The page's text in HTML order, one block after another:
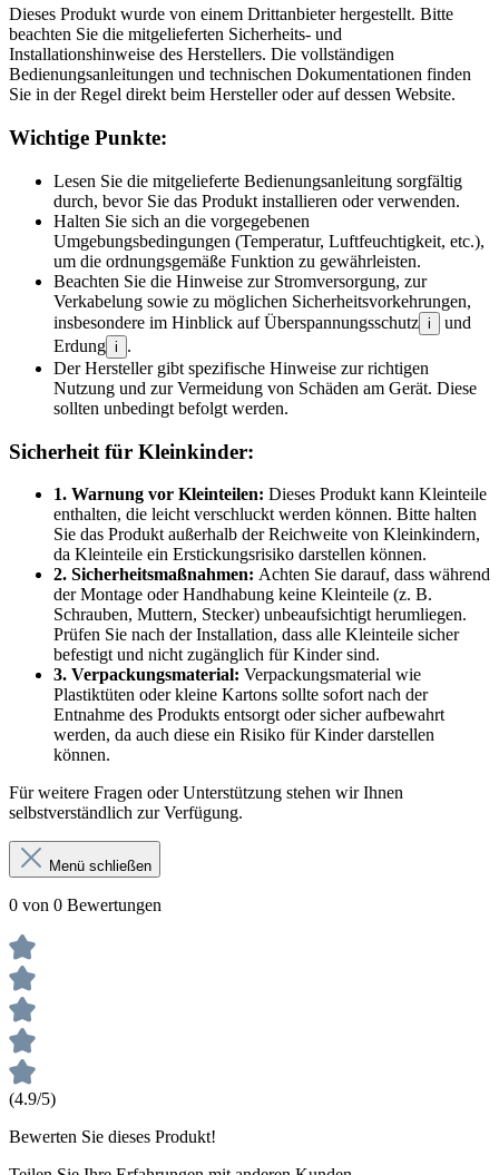
Dieses Produkt wurde von einem Drittanbieter hergestellt. Bitte
beachten Sie die mitgelieferten Sicherheits- und
Installationshinweise des Herstellers. Die vollständigen
Bedienungsanleitungen und technischen Dokumentationen finden
Sie in der Regel direkt beim Hersteller oder auf dessen Website.
Wichtige Punkte:
Lesen Sie die mitgelieferte Bedienungsanleitung sorgfältig
durch, bevor Sie das Produkt installieren oder verwenden.
Halten Sie sich an die vorgegebenen
Umgebungsbedingungen (Temperatur, Luftfeuchtigkeit, etc.),
um die ordnungsgemäße Funktion zu gewährleisten.
Beachten Sie die Hinweise zur Stromversorgung, zur
Verkabelung sowie zu möglichen Sicherheitsvorkehrungen,
insbesondere im Hinblick auf Überspannungsschutz i
und
Erdung i
.
Der Hersteller gibt spezifische Hinweise zur richtigen
Nutzung und zur Vermeidung von Schäden am Gerät. Diese
sollten unbedingt befolgt werden.
Sicherheit für Kleinkinder:
1. Warnung vor Kleinteilen: Dieses Produkt kann Kleinteile
enthalten, die leicht verschluckt werden können. Bitte halten
Sie das Produkt außerhalb der Reichweite von Kleinkindern,
da Kleinteile ein Erstickungsrisiko darstellen können.
2. Sicherheitsmaßnahmen: Achten Sie darauf, dass während
der Montage oder Handhabung keine Kleinteile (z. B.
Schrauben, Muttern, Stecker) unbeaufsichtigt herumliegen.
Prüfen Sie nach der Installation, dass alle Kleinteile sicher
befestigt und nicht zugänglich für Kinder sind.
3. Verpackungsmaterial: Verpackungsmaterial wie
Plastiktüten oder kleine Kartons sollte sofort nach der
Entnahme des Produkts entsorgt oder sicher aufbewahrt
werden, da auch diese ein Risiko für Kinder darstellen
können.
Für weitere Fragen oder Unterstützung stehen wir Ihnen
selbstverständlich zur Verfügung.
Menü schließen
0 von 0 Bewertungen
(4.9/5)
Bewerten Sie dieses Produkt!